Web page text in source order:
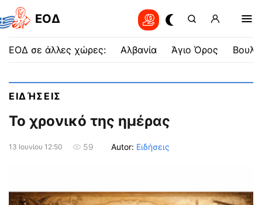
EOΔ
ΕΟΔ σε άλλες χώρες: Αλβανία Άγιο Όρος
ΕΙΔΉΣΕΙΣ
Το χρονικό της ημέρας
13 Ιουνίου 12:50 59 Autor: Ειδήσεις